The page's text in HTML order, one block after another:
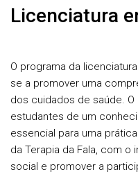
Licenciatura
O programa da
se a promover uma
dos cuidados de saúde.
estudantes de um
essencial para uma
da Terapia da Fala, com o
social e promover a